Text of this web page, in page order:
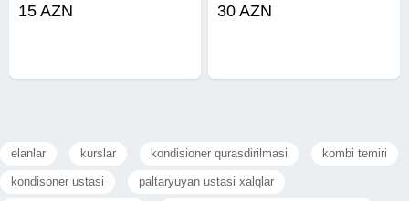
qiymete pesekar ustasi xidmeti
15 AZN
yığılan təcrübə ilə, peşəkar təmir
30 AZN
elanlar kurslar kondisioner qurasdirilmasi kombi temiri
kondisoner ustasi paltaryuyan ustasi xalqlar